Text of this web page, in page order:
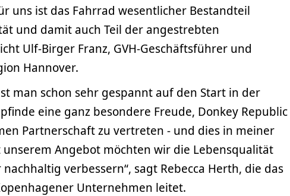
uns ist das Fahrrad wesentlicher Bestandteil
und damit auch Teil der angestrebten
Ulf-Birger Franz, GVH-Geschäftsführer und
Hannover.
man schon sehr gespannt auf den Start in der
eine ganz besondere Freude, Donkey Republic
Partnerschaft zu vertreten - und dies in meiner
Angebot möchten wir die Lebensqualität
verbessern“, sagt Rebecca Herth, die das
Unternehmen leitet.